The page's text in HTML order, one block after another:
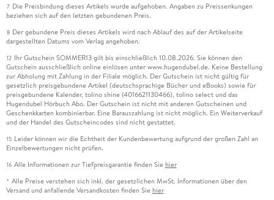
7 Die Preisbindung dieses Artikels wurde aufgehoben. Angaben zu Preissenkungen
beziehen sich auf den letzten gebundenen Preis.
8 Der gebundene Preis dieses Artikels wird nach Ablauf des auf der Artikelseite
dargestellten Datums vom Verlag angehoben.
12 Ihr Gutschein SOMMER13 gilt bis einschließlich 10.08.2026. Sie können den
Gutschein ausschließlich online einlösen unter www.hugendubel.de. Keine Bestellung
zur Abholung mit Zahlung in der Filiale möglich. Der Gutschein ist nicht gültig für
gesetzlich preisgebundene Artikel (deutschsprachige Bücher und eBooks) sowie für
preisgebundene Kalender, tolino shine (4016621130466), tolino select und das
Hugendubel Hörbuch Abo. Der Gutschein ist nicht mit anderen Gutscheinen und
Geschenkkarten kombinierbar. Eine Barauszahlung ist nicht möglich. Ein Weiterverkauf
und der Handel des Gutscheincodes sind nicht gestattet.
15 Leider können wir die Echtheit der Kundenbewertung aufgrund der großen Zahl an
Einzelbewertungen nicht prüfen.
16 Alle Informationen zur Tiefpreisgarantie finden Sie hier
* Alle Preise verstehen sich inkl. der gesetzlichen MwSt. Informationen über den
Versand und anfallende Versandkosten finden Sie hier